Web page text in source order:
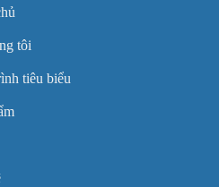
tôi
tiêu biểu